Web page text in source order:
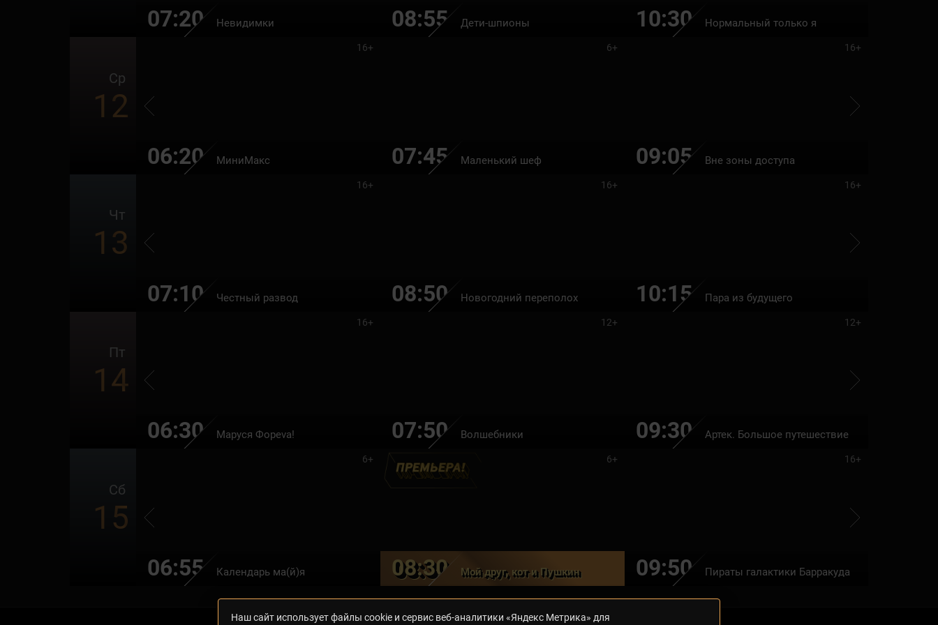
07:20 Невидимки 08:55 Дети-шпионы 10:30 Нормальный только я
Ср
12
16+
06:20 МиниМакс
6+
07:45 Маленький шеф
16+
09:05 Вне зоны доступа
Чт
13
16+
07:10 Честный развод
16+
08:50 Новогодний переполох
16+
10:15 Пара из будущего
Пт
14
16+
06:30 Маруся Фоpeva!
12+
07:50 Волшебники
12+
09:30 Артек. Большое путешествие
Сб
15
6+
06:55 Календарь ма(й)я
6+
08:30 Мой друг, кот и Пушкин
16+
09:50 Пираты галактики Барракуда
Наш сайт использует файлы cookie и сервис веб-аналитики «Яндекс Метрика» для